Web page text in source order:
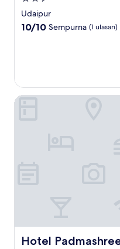
bintang
2.5
Udaipur
10.0
10/10 Sempurna (1 ulasan)
Hotel
Hotel Padmashree
Hotel Padmashree